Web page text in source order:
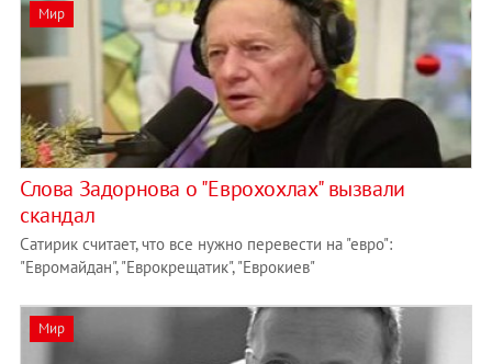
Мир
Слова Задорнова о "Еврохохлах" вызвали
скандал
Сатирик считает, что все нужно перевести на "евро":
"Евромайдан", "Еврокрещатик", "Еврокиев"
Мир